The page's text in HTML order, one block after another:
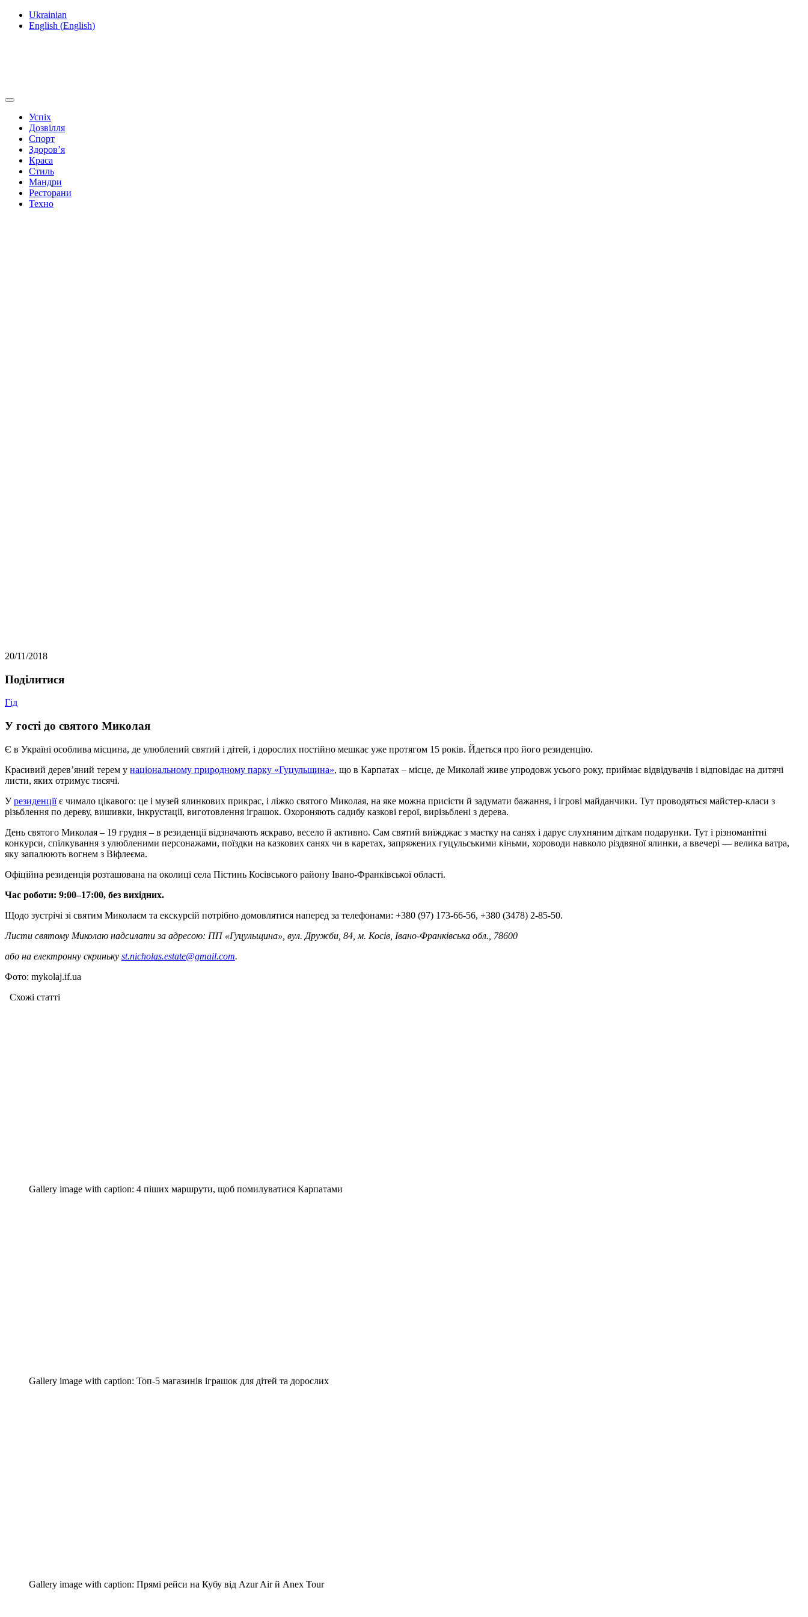
Ukrainian
English (English)
Успіх
Дозвілля
Спорт
Здоров’я
Краса
Стиль
Мандри
Ресторани
Техно
20/11/2018
Подiлитися
Гід
У гості до святого Миколая
Є в Україні особлива місцина, де улюблений святий і дітей, і дорослих постійно мешкає уже протягом 15 років. Йдеться про його резиденцію.
Красивий дерев’яний терем у національному природному парку «Гуцульщина», що в Карпатах – місце, де Миколай живе упродовж усього року, приймає відвідувачів і відповідає на дитячі
листи, яких отримує тисячі.
Урезиденціїє чимало цікавого: це і музей ялинкових прикрас, і ліжко святого Миколая, на яке можна присісти й задумати бажання, і ігрові майданчики. Тут проводяться майстер-класи з
різьблення по дереву, вишивки, інкрустації, виготовлення іграшок. Охороняють садибу казкові герої, вирізьблені з дерева.
День святого Миколая – 19 грудня – в резиденції відзначають яскраво, весело й активно. Сам святий виїжджає з маєтку на санях і дарує слухняним діткам подарунки. Тут і різноманітні
конкурси, спілкування з улюбленими персонажами, поїздки на казкових санях чи в каретах, запряжених гуцульськими кіньми, хороводи навколо різдвяної ялинки, а ввечері — велика ватра,
яку запалюють вогнем з Віфлеєма.
Офіційна резиденція розташована на околиці села Пістинь Косівського району Івано-Франківської області.
Час роботи: 9:00–17:00, без вихідних.
Щодо зустрічі зі святим Миколаєм та екскурсій потрібно домовлятися наперед за телефонами: +380 (97) 173-66-56, +380 (3478) 2-85-50.
Листи святому Миколаю надсилати за адресою: ПП «Гуцульщина», вул. Дружби, 84, м. Косів, Івано-Франківська обл., 78600
або на електронну скриньку st.nicholas.estate@gmail.com.
Фото: mykolaj.if.ua
Схожі статтi
Gallery image with caption: 4 піших маршрути, щоб помилуватися Карпатами
Gallery image with caption: Топ-5 магазинів іграшок для дітей та дорослих
Gallery image with caption: Прямі рейси на Кубу від Azur Air й Anex Tour